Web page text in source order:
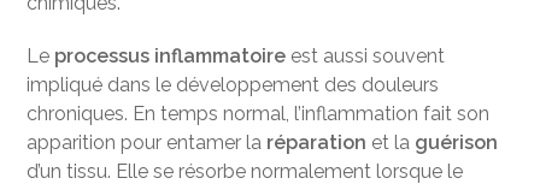
Le processus inflammatoire est aussi souvent
impliqué dans le développement des douleurs
chroniques. En temps normal, l’inflammation fait son
apparition pour entamer la réparation et la guérison
d’un tissu. Elle se résorbe normalement lorsque le